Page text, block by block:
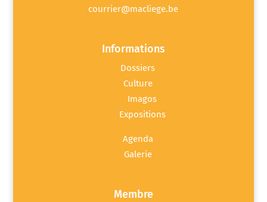
courrier@macliege.be
Informations
Dossiers
Culture
Imagos
Expositions
Agenda
Galerie
Membre